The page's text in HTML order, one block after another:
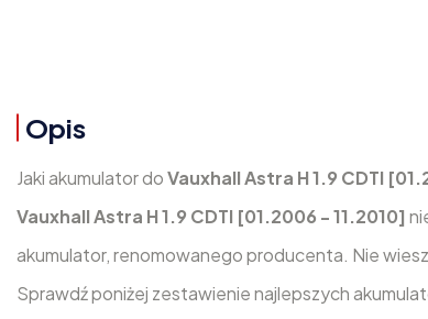
Opis
Jaki akumulator doVauxhall Astra H 1.9 CDTI
Vauxhall Astra H 1.9 CDTI [01.2006 - 11.2010]
akumulator, renomowanego producenta. Nie
Sprawdź poniżej zestawienie najlepszych